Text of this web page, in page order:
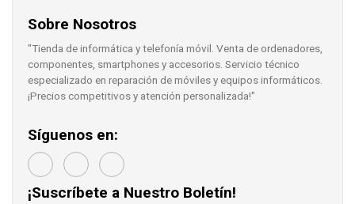
Sobre Nosotros
"Tienda de informática y telefonía móvil. Venta de ordenadores,
componentes, smartphones y accesorios. Servicio técnico
especializado en reparación de móviles y equipos informáticos.
¡Precios competitivos y atención personalizada!"
Síguenos en:
¡Suscríbete a Nuestro Boletín!